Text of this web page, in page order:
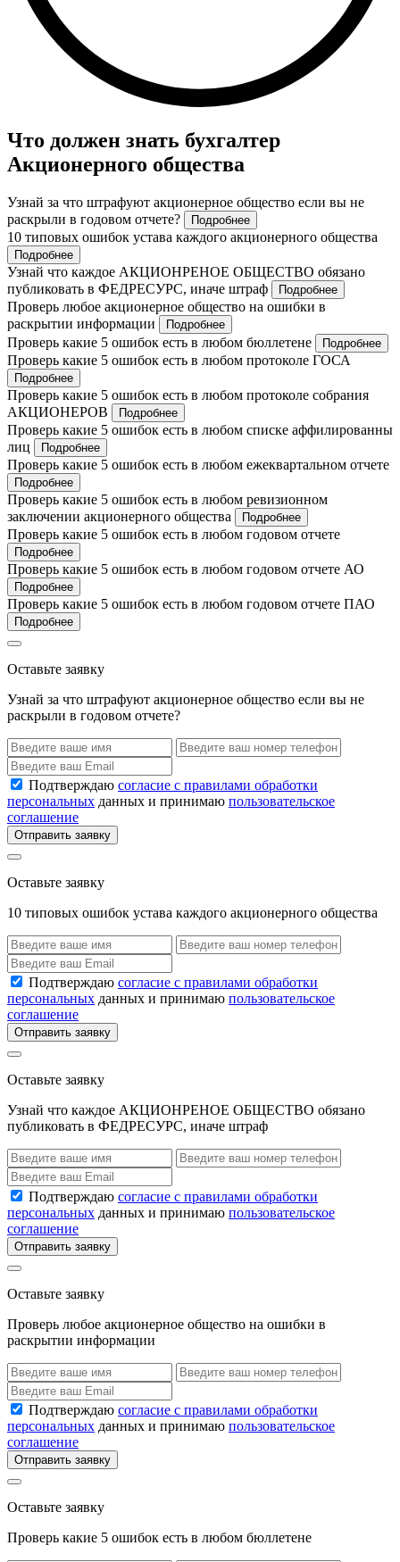
Что должен знать бухгалтер
Акционерного общества
Узнай за что штрафуют акционерное общество если вы не
раскрыли в годовом отчете?
Подробнее
10 типовых ошибок устава каждого акционерного общества
Подробнее
Узнай что каждое АКЦИОНРЕНОЕ ОБЩЕСТВО обязано
публиковать в ФЕДРЕСУРС, иначе штраф
Подробнее
Проверь любое акционерное общество на ошибки в
раскрытии информации
Подробнее
Проверь какие 5 ошибок есть в любом бюллетене Подробнее
Проверь какие 5 ошибок есть в любом протоколе ГОСА
Подробнее
Проверь какие 5 ошибок есть в любом протоколе собрания
АКЦИОНЕРОВ
Подробнее
Проверь какие 5 ошибок есть в любом списке аффилированны
лиц
Подробнее
Проверь какие 5 ошибок есть в любом ежеквартальном отчете
Подробнее
Проверь какие 5 ошибок есть в любом ревизионном
заключении акционерного общества
Подробнее
Проверь какие 5 ошибок есть в любом годовом отчете
Подробнее
Проверь какие 5 ошибок есть в любом годовом отчете АО
Подробнее
Проверь какие 5 ошибок есть в любом годовом отчете ПАО
Подробнее
Оставьте заявку
Узнай за что штрафуют акционерное общество если вы не
раскрыли в годовом отчете?
Подтверждаю согласие с правилами обработки
персональных данных и принимаю пользовательское
соглашение
Отправить заявку
Оставьте заявку
10 типовых ошибок устава каждого акционерного общества
Подтверждаю согласие с правилами обработки
персональных данных и принимаю пользовательское
соглашение
Отправить заявку
Оставьте заявку
Узнай что каждое АКЦИОНРЕНОЕ ОБЩЕСТВО обязано
публиковать в ФЕДРЕСУРС, иначе штраф
Подтверждаю согласие с правилами обработки
персональных данных и принимаю пользовательское
соглашение
Отправить заявку
Оставьте заявку
Проверь любое акционерное общество на ошибки в
раскрытии информации
Подтверждаю согласие с правилами обработки
персональных данных и принимаю пользовательское
соглашение
Отправить заявку
Оставьте заявку
Проверь какие 5 ошибок есть в любом бюллетене